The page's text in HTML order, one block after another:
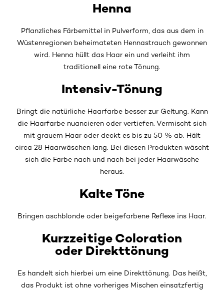
Henna
Pflanzliches Färbemittel in Pulverform, das aus dem in
Wüstenregionen beheimateten Hennastrauch gewonnen
wird. Henna hüllt das Haar ein und verleiht ihm
traditionell eine rote Tönung.
Intensiv-Tönung
Bringt die natürliche Haarfarbe besser zur Geltung. Kann
die Haarfarbe nuancieren oder vertiefen. Vermischt sich
mit grauem Haar oder deckt es bis zu 50 % ab. Hält
circa 28 Haarwäschen lang. Bei diesen Produkten wäscht
sich die Farbe nach und nach bei jeder Haarwäsche
heraus.
Kalte Töne
Bringen aschblonde oder beigefarbene Reflexe ins Haar.
Kurzzeitige Coloration
oder Direkttönung
Es handelt sich hierbei um eine Direkttönung. Das heißt,
das Produkt ist ohne vorheriges Mischen einsatzfertig